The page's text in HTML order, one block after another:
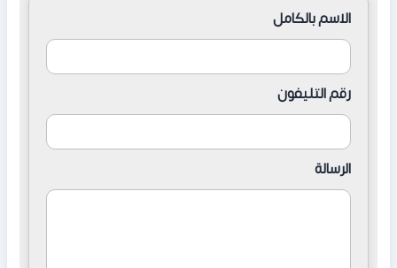
الاسم بالكامل
رقم التليفون
الرسالة